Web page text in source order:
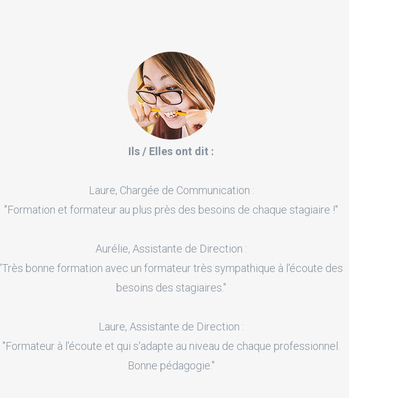
Ils / Elles ont dit :
Laure, Chargée de Communication :
"Formation et formateur au plus près des besoins de chaque stagiaire !"
Aurélie, Assistante de Direction :
'Très bonne formation avec un formateur très sympathique à l'écoute des
besoins des stagiaires."
Laure, Assistante de Direction :
"Formateur à l'écoute et qui s'adapte au niveau de chaque professionnel.
Bonne pédagogie."